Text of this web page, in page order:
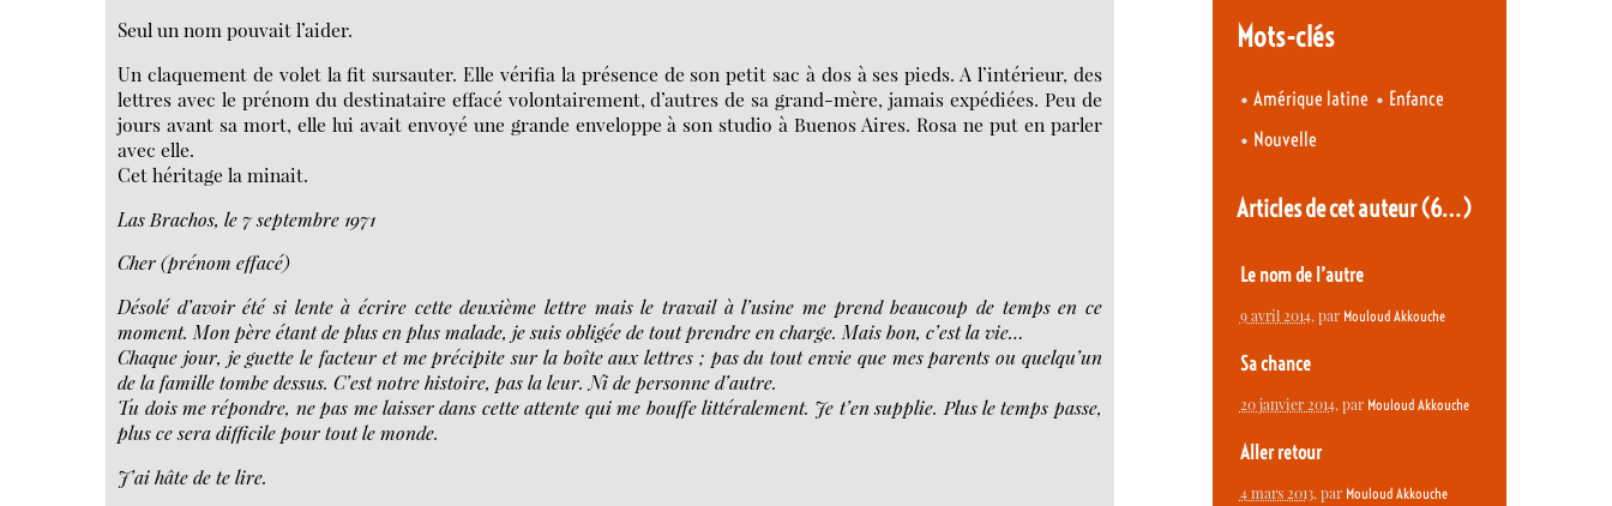
Seul un nom pouvait l’aider.
Un claquement de volet la fit sursauter. Elle vérifia la présence de son petit sac à dos à ses pieds. A l’intérieur, des
lettres avec le prénom du destinataire effacé volontairement, d’autres de sa grand-mère, jamais expédiées. Peu de
jours avant sa mort, elle lui avait envoyé une grande enveloppe à son studio à Buenos Aires. Rosa ne put en parler
avec elle.
Cet héritage la minait.
Las Brachos, le 7 septembre 1971
Cher (prénom effacé)
Désolé d’avoir été si lente à écrire cette deuxième lettre mais le travail à l’usine me prend beaucoup de temps en ce
moment. Mon père étant de plus en plus malade, je suis obligée de tout prendre en charge. Mais bon, c’est la vie…
Chaque jour, je guette le facteur et me précipite sur la boîte aux lettres ; pas du tout envie que mes parents ou quelqu’un
de la famille tombe dessus. C’est notre histoire, pas la leur. Ni de personne d’autre.
Tu dois me répondre, ne pas me laisser dans cette attente qui me bouffe littéralement. Je t’en supplie. Plus le temps passe,
plus ce sera difficile pour tout le monde.
J’ai hâte de te lire.
Mots-clés
• Amérique latine • Enfance
• Nouvelle
Articles de cet auteur(6…)
Le nom de l’autre
9 avril 2014, par Mouloud Akkouche
Sa chance
20 janvier 2014, par Mouloud Akkouche
Aller retour
4 mars 2013, par Mouloud Akkouche